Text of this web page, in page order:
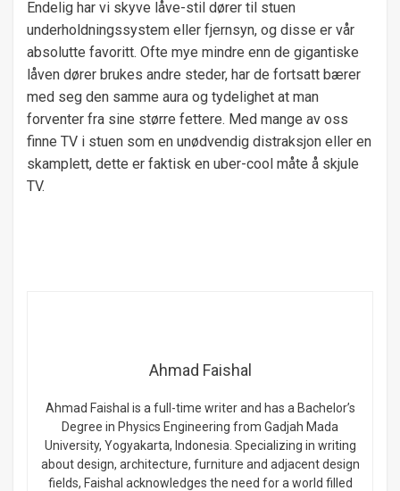
Endelig har vi skyve låve-stil dører til stuen
underholdningssystem eller fjernsyn, og disse er vår
absolutte favoritt. Ofte mye mindre enn de gigantiske
låven dører brukes andre steder, har de fortsatt bærer
med seg den samme aura og tydelighet at man
forventer fra sine større fettere. Med mange av oss
finne TV i stuen som en unødvendig distraksjon eller en
skamplett, dette er faktisk en uber-cool måte å skjule
TV.
Ahmad Faishal
Ahmad Faishal is a full-time writer and has a Bachelor’s
Degree in Physics Engineering from Gadjah Mada
University, Yogyakarta, Indonesia. Specializing in writing
about design, architecture, furniture and adjacent design
fields, Faishal acknowledges the need for a world filled